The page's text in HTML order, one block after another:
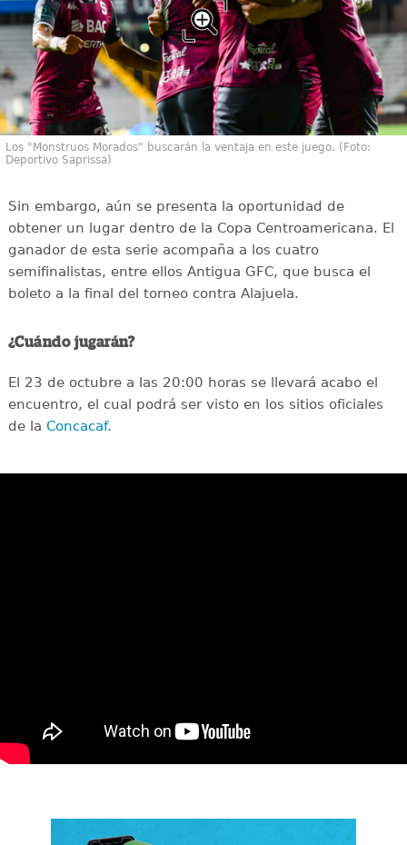
Los "Monstruos Morados" buscarán la ventaja en este juego. (Foto:
Deportivo Saprissa)
Sin embargo, aún se presenta la oportunidad de
obtener un lugar dentro de la Copa Centroamericana. El
ganador de esta serie acompaña a los cuatro
semifinalistas, entre ellos Antigua GFC, que busca el
boleto a la final del torneo contra Alajuela.
¿Cuándo jugarán?
El 23 de octubre a las 20:00 horas se llevará acabo el
encuentro, el cual podrá ser visto en los sitios oficiales
de la Concacaf.